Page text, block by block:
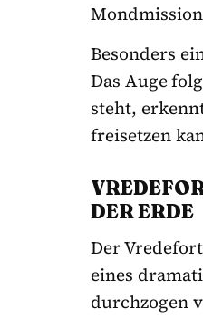
Besonders
Das Auge
steht,
freisetzen
ER ERDE
Der
eines
durchzogen